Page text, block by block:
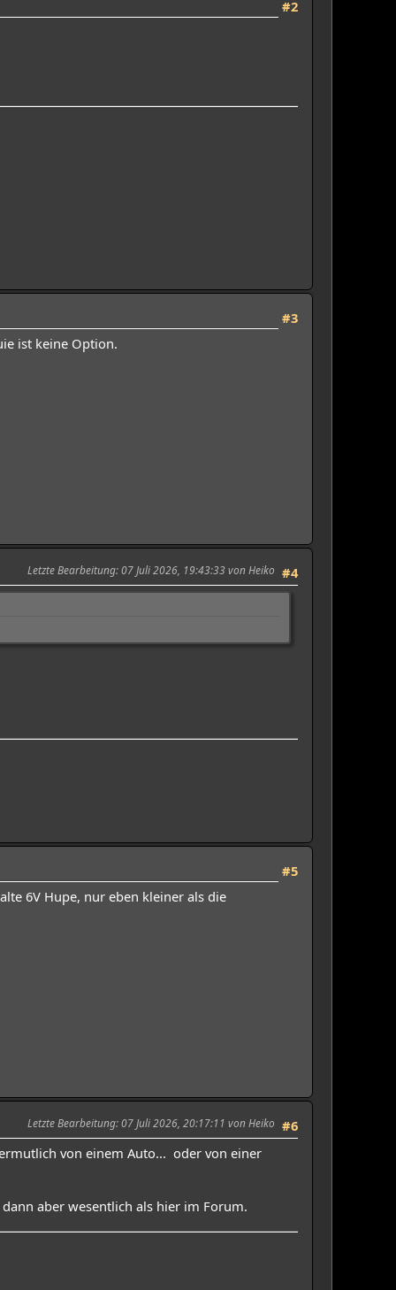
#2
#3
ist keine Option.
#4
Letzte Bearbeitung: 07 Juli 2026, 19:43:33 von Heiko
#5
6V Hupe, nur eben kleiner als die
#6
Letzte Bearbeitung: 07 Juli 2026, 20:17:11 von Heiko
von einem Auto... oder von einer
aber wesentlich als hier im Forum.